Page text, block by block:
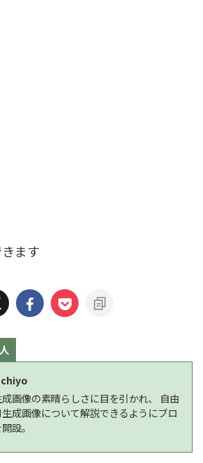
ます
画像の素晴らしさに目を引かれ、 自由
生成画像について解説できるようにブロ
設。